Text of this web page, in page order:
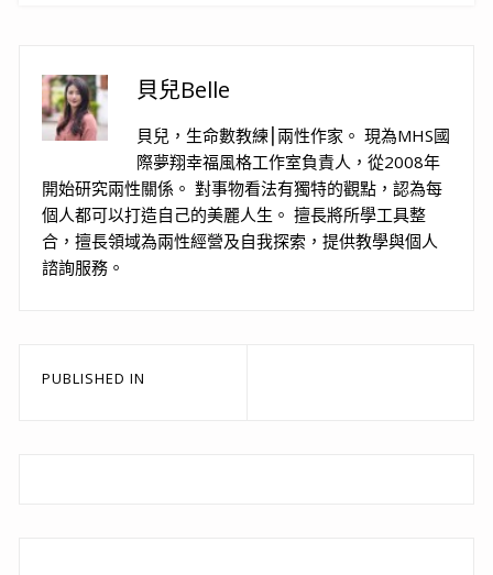
貝兒Belle
貝兒，生命數教練⎮兩性作家。 現為MHS國
際夢翔幸福風格工作室負責人，從2008年
開始研究兩性關係。 對事物看法有獨特的觀點，認為每
個人都可以打造自己的美麗人生。 擅長將所學工具整
合，擅長領域為兩性經營及自我探索，提供教學與個人
諮詢服務。
文
PUBLISHED IN